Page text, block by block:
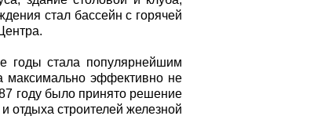
стал бассейн с горячей
годы стала популярнейшим
максимально эффективно не
году было принято решение
отдыха строителей железной